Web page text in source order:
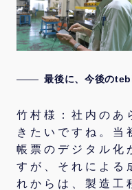
最後に、今後の
竹村様：社内のあ
きたいですね。当
帳票のデジタル化
すが、それによる
れからは、製造工